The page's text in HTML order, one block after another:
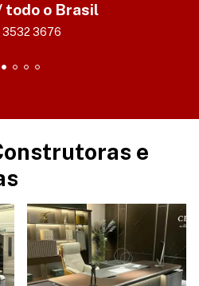
todo o Brasil
3532 3676
e